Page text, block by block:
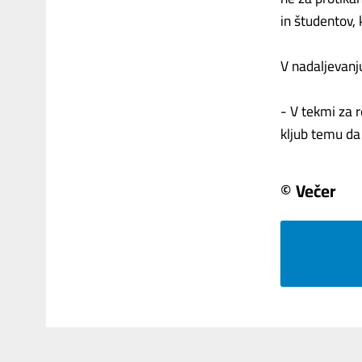
in študentov,
V
- V tekmi za
kljub temu
© Večer